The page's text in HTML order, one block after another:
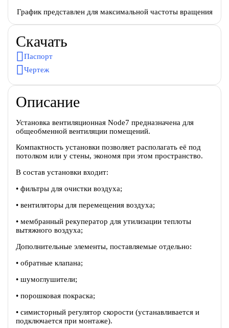
График представлен для максимальной частоты вращения
Скачать
Паспорт
Чертеж
Описание
Установка вентиляционная Node7 предназначена для
общеобменной вентиляции помещений.
Компактность установки позволяет располагать её под
потолком или у стены, экономя при этом пространство.
В состав установки входит:
• фильтры для очистки воздуха;
• вентиляторы для перемещения воздуха;
• мембранный рекуператор для утилизации теплоты
вытяжного воздуха;
Дополнительные элементы, поставляемые отдельно:
• обратные клапана;
• шумоглушители;
• порошковая покраска;
• симисторный регулятор скорости (устанавливается и
подключается при монтаже).